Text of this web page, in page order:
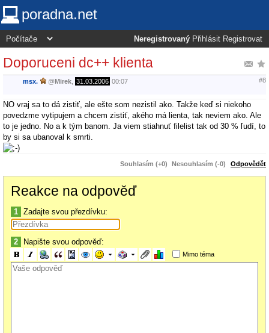
poradna.net
Neregistrovaný Přihlásit Registrovat
Doporuceni dc++ klienta
msx. @Mirek 31.03.2006 00:07 #8
NO vraj sa to dá zistiť, ale ešte som nezistil ako. Takže keď si niekoho
povedzme vytipujem a chcem zistiť, akého má lienta, tak neviem ako. Ale
to je jedno. No a k tým banom. Ja viem stiahnuť filelist tak od 30 % ľudí, to
by si sa ubanoval k smrti.
Souhlasím (+0) Nesouhlasím (-0) Odpovědět
Reakce na odpověď
1 Zadajte svou přezdívku:
2 Napište svou odpověď:
Mimo téma